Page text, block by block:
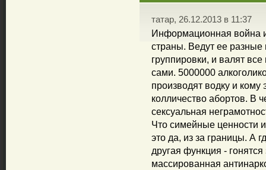
татар, 26.12.2013 в 11:37
Информационная война
страны. Ведут ее разные
группировки, и валят
сами. 5000000
производят водку и
колличество абортов. В
сексуальная
Что симейные ценности
это да, из за границы. А
другая функция -
массированная